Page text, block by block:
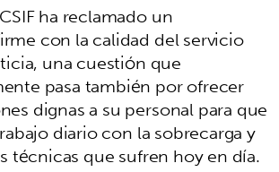
ha reclamado un
con la calidad del servicio
una cuestión que
pasa también por ofrecer
dignas a su personal para que
diario con la sobrecarga y
técnicas que sufren hoy en día.